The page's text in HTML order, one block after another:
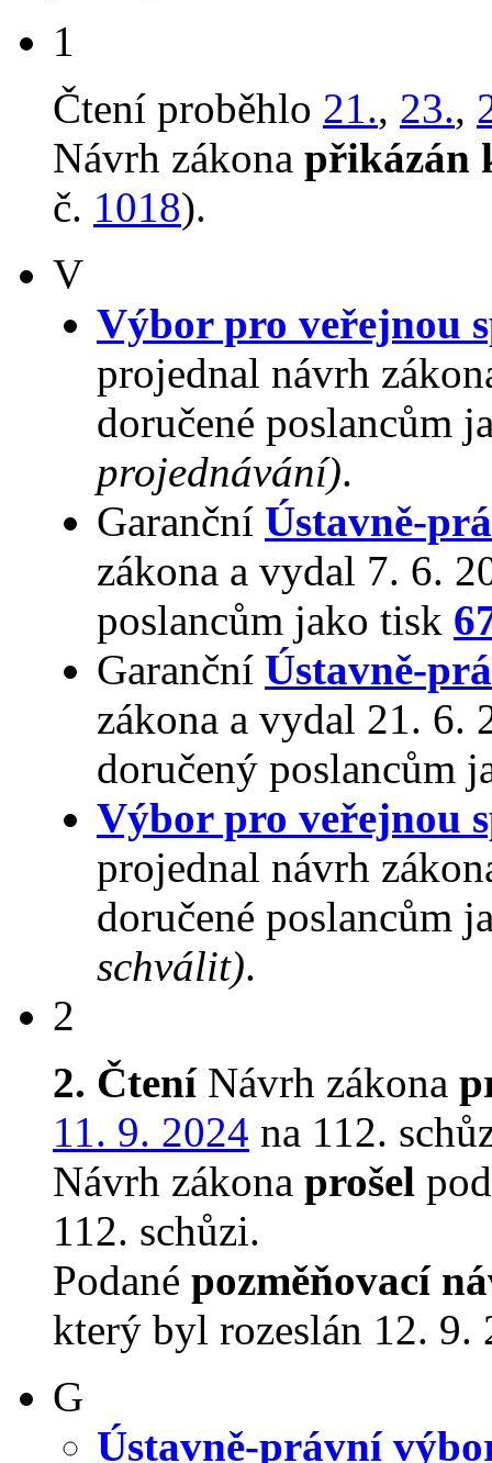
1
Čtení proběhlo 21., 23.,
Návrh zákona přikázán
č. 1018).
V
Výbor pro veřejnou
projednal návrh
doručené poslancům
projednávání).
Garanční Ústavně-
zákona a vydal 7. 6.
poslancům jako tisk
Garanční Ústavně-
zákona a vydal 21. 6.
doručený poslancům
Výbor pro veřejnou
projednal návrh
doručené poslancům
schválit).
2
2. ČteníNávrh zákona
11. 9. 2024 na 112.
Návrh zákona prošel
112. schůzi.
Podané pozměňovací
který byl rozeslán 12. 9.
G
Ústavně-právní